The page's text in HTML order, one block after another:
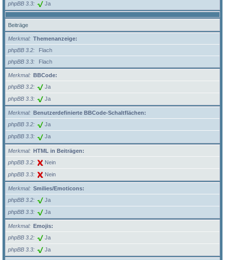
phpBB 3.3 Ja
Beiträge
Merkmal
Themenanzeige:
phpBB 3.2
Flach
phpBB 3.3
Flach
Merkmal
BBCode:
phpBB 3.2
Ja
phpBB 3.3 Ja
Merkmal
Benutzerdefinierte BBCode-Schaltflächen:
phpBB 3.2
Ja
phpBB 3.3 Ja
Merkmal
HTML in Beiträgen:
phpBB 3.2
Nein
phpBB 3.3 Nein
Merkmal
Smilies/Emoticons:
phpBB 3.2
Ja
phpBB 3.3 Ja
Merkmal
Emojis:
phpBB 3.2
Ja
phpBB 3.3 Ja